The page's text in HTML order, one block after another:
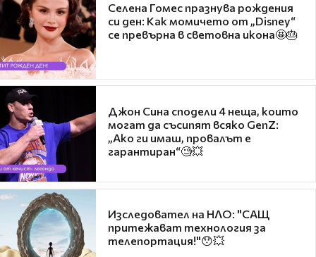
Селена Гомес празнува рождения
си ден: Как момичето от „Disney“
се превърна в световна икона🤩🎂
Джон Сина сподели 4 неща, които
могат да съсипят всяко GenZ:
„Ако ги имаш, провалът е
гарантиран“🧐💥
Изследовател на НЛО: "САЩ
притежават технология за
телепортация!"😯💥